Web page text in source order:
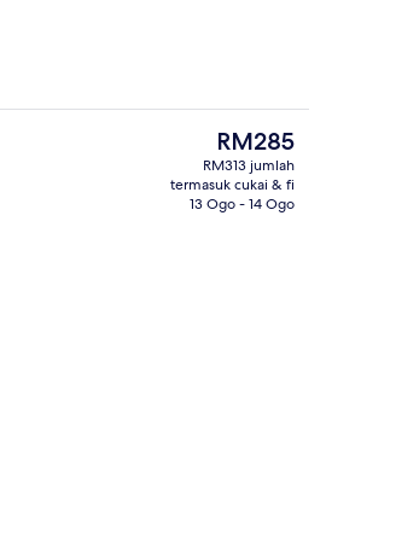
Family Suite | Peti besi dalam bilik,
Harga
semasa
ialah
RM285
RM285
RM313 jumlah
termasuk cukai & fi
13 Ogo - 14 Ogo